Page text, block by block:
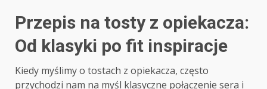
Przepis na tosty z opiekacza:
Od klasyki po fit inspiracje
Kiedy myślimy o tostach z opiekacza, często
przychodzi nam na myśl klasyczne połączenie sera i